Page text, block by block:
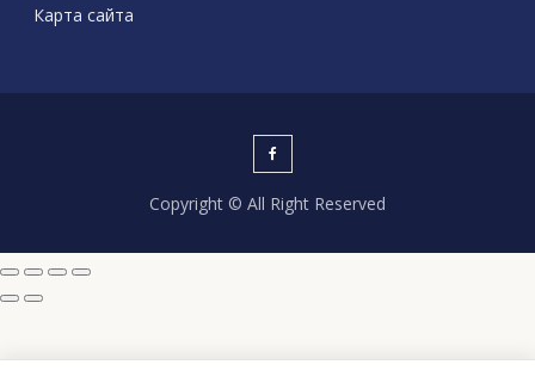
Карта сайта
Copyright © All Right Reserved